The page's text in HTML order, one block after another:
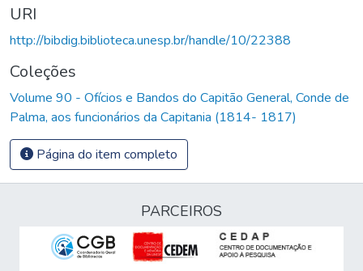
URI
http://bibdig.biblioteca.unesp.br/handle/10/22388
Coleções
Volume 90 - Ofícios e Bandos do Capitão General, Conde de
Palma, aos funcionários da Capitania (1814- 1817)
Página do item completo
PARCEIROS